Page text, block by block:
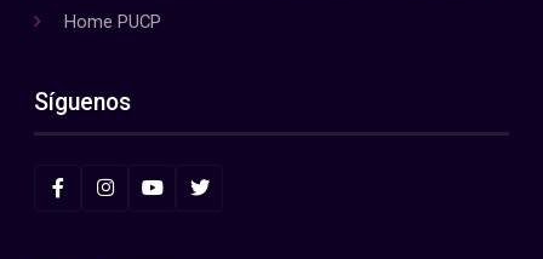
Home PUCP
Síguenos